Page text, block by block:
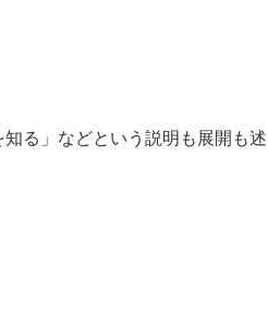
る」などという説明も展開も述